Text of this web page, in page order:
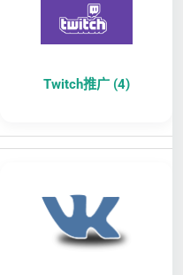
Twitch推广 (4)